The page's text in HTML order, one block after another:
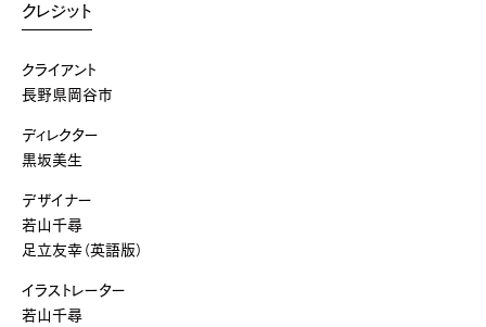
クレジット
クライアント
長野県岡谷市
ディレクター
黒坂美生
デザイナー
若山千尋
足立友幸（英語版）
イラストレーター
若山千尋